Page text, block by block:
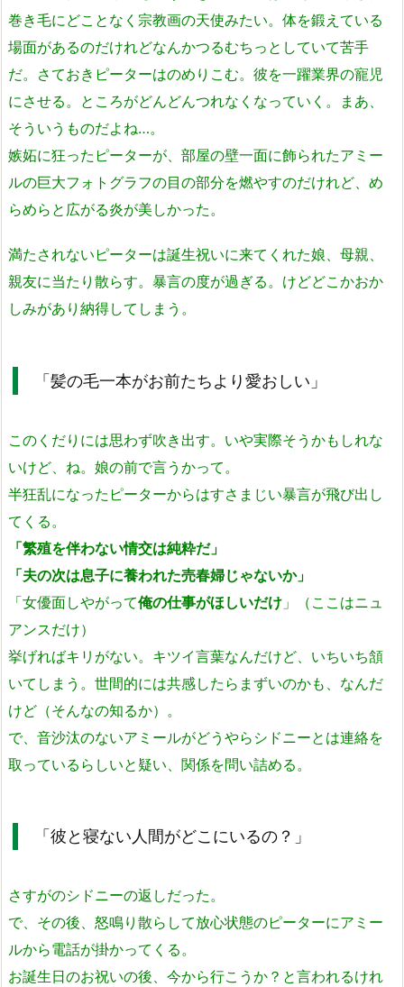
巻き毛にどことなく宗教画の天使みたい。体を鍛えている
場面があるのだけれどなんかつるむちっとしていて苦手
だ。さておきピーターはのめりこむ。彼を一躍業界の寵児
にさせる。ところがどんどんつれなくなっていく。まあ、
そういうものだよね…。
嫉妬に狂ったピーターが、部屋の壁一面に飾られたアミー
ルの巨大フォトグラフの目の部分を燃やすのだけれど、め
らめらと広がる炎が美しかった。
満たされないピーターは誕生祝いに来てくれた娘、母親、
親友に当たり散らす。暴言の度が過ぎる。けどどこかおか
しみがあり納得してしまう。
「髪の毛一本がお前たちより愛おしい」
このくだりには思わず吹き出す。いや実際そうかもしれな
いけど、ね。娘の前で言うかって。
半狂乱になったピーターからはすさまじい暴言が飛び出し
てくる。
「繁殖を伴わない情交は純粋だ」
「夫の次は息子に養われた売春婦じゃないか」
「女優面しやがって俺の仕事がほしいだけ 」（ここはニュ
アンスだけ）
挙げればキリがない。キツイ言葉なんだけど、いちいち頷
いてしまう。世間的には共感したらまずいのかも、なんだ
けど（そんなの知るか）。
で、音沙汰のないアミールがどうやらシドニーとは連絡を
取っているらしいと疑い、関係を問い詰める。
「彼と寝ない人間がどこにいるの？」
さすがのシドニーの返しだった。
で、その後、怒鳴り散らして放心状態のピーターにアミー
ルから電話が掛かってくる。
お誕生日のお祝いの後、今から行こうか？と言われるけれ